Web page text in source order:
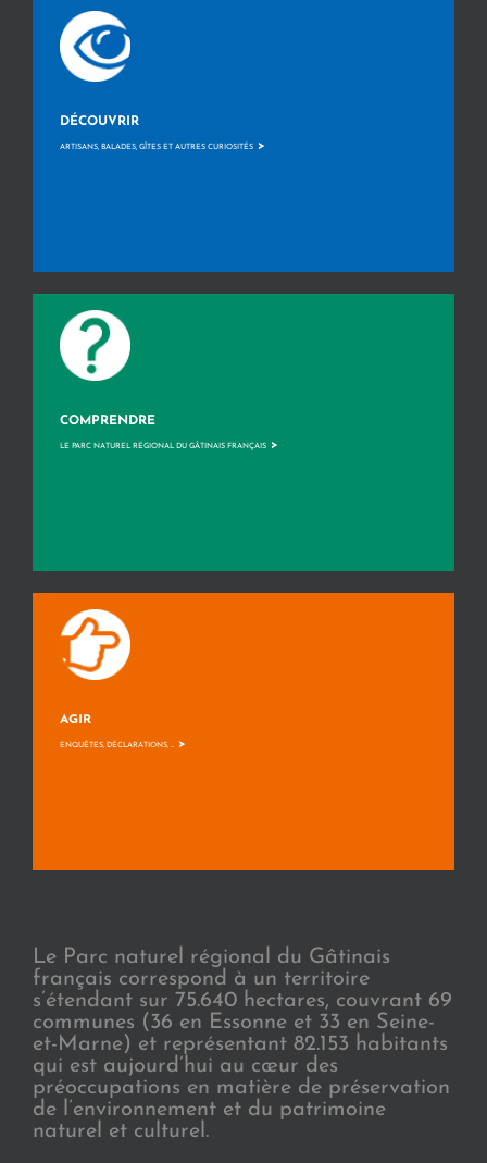
DÉCOUVRIR
ARTISANS, BALADES, GÎTES ET AUTRES CURIOSITÉS >
COMPRENDRE
LE PARC NATUREL RÉGIONAL DU GÂTINAIS FRANÇAIS >
AGIR
ENQUÊTES, DÉCLARATIONS, ... >
Le Parc naturel régional du Gâtinais
français correspond à un territoire
s’étendant sur 75.640 hectares, couvrant 69
communes (36 en Essonne et 33 en Seine-
et-Marne) et représentant 82.153 habitants
qui est aujourd’hui au cœur des
préoccupations en matière de préservation
de l’environnement et du patrimoine
naturel et culturel.